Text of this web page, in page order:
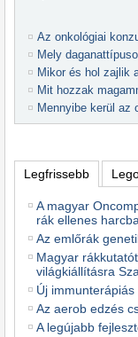
Az onkológiai
Mely
Mikor és hol zajlik
Mit hozzak
Mennyibe kerül az
Legfrissebb
A magyar
rák ellenes
Az emlőrák
Magyar
világkiállításra
Új
Az aerob edzés
A legújabb